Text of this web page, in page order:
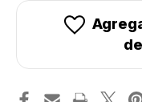
limpieza
Gregory
de
limpieza
Gregory
de